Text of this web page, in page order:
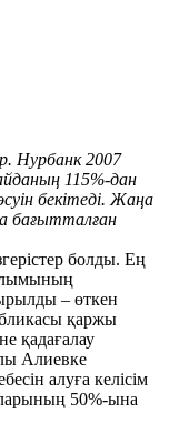
Нурбанк 2007
115%-дан
бекітеді. Жаңа
бағытталған
болды. Ең
– өткен
қаржы
қадағалау
Алиевке
алуға келісім
50%-ына